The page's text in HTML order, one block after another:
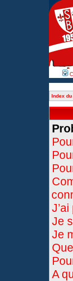
Index du
Je
Je
A